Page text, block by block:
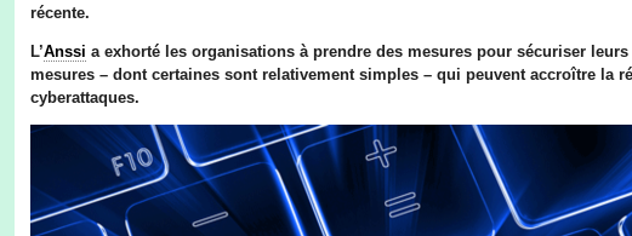
récente.
L’Anssi a exhorté les organisations à prendre des mesures pour sécuriser
mesures – dont certaines sont relativement simples – qui peuvent accroître la
cyberattaques.